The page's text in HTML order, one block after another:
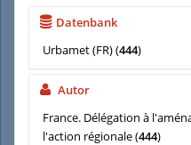
Datenbank
Urbamet (FR)(444)
Autor
France. Délégation à
l'action régionale(444)